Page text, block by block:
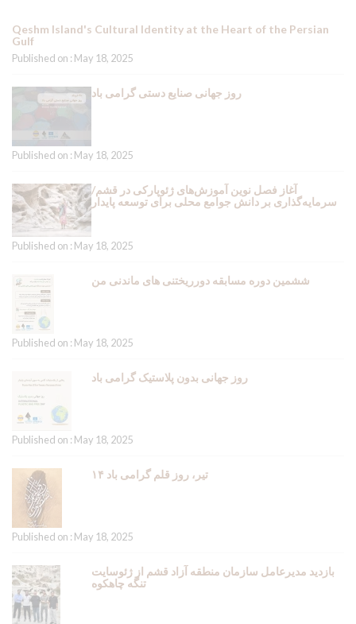
Qeshm Island's Cultural Identity at the Heart of the Persian
Gulf
Published on : May 18, 2025
روز جهانی صنایع دستی گرامی باد
Published on : May 18, 2025
آغاز فصل نوین آموزش‌های ژئوپارکی در قشم/
سرمایه‌گذاری بر دانش جوامع محلی برای توسعه پایدار
Published on : May 18, 2025
ششمین دوره مسابقه دورریختنی های ماندنی من
Published on : May 18, 2025
روز جهانی بدون پلاستیک گرامی باد
Published on : May 18, 2025
۱۴ تیر، روز قلم گرامی باد
Published on : May 18, 2025
بازدید مدیرعامل سازمان منطقه آزاد قشم از ژئوسایت
تنگه چاهکوه